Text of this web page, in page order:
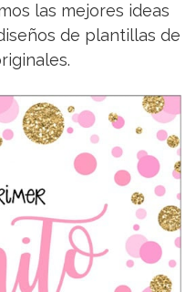
las mejores ideas
de plantillas de